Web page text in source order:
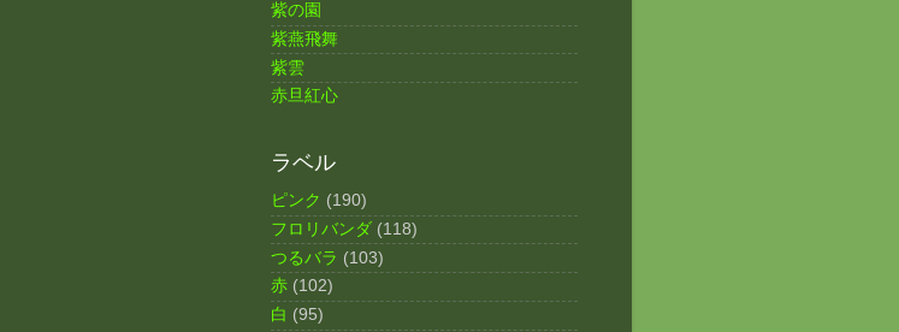
紫の園
紫燕飛舞
紫雲
赤旦紅心
ラベル
ピンク (190)
フロリバンダ (118)
つるバラ (103)
赤 (102)
白 (95)